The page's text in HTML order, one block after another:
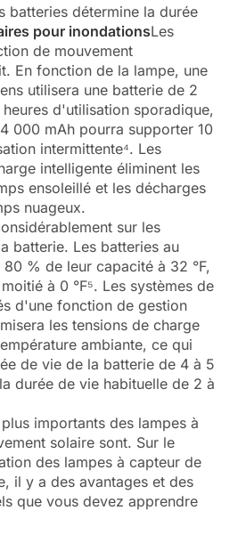
batteries détermine la durée
pour inondationsLes
de mouvement
En fonction de la lampe, une
utilisera une batterie de 2
d'utilisation sporadique,
000 mAh pourra supporter 10
intermittente⁴. Les
intelligente éliminent les
ensoleillé et les décharges
nuageux.
sur les
batterie. Les batteries au
% de leur capacité à 32 °F,
à 0 °F⁵. Les systèmes de
d'une fonction de gestion
les tensions de charge
ambiante, ce qui
de vie de la batterie de 4 à 5
durée de vie habituelle de 2 à
importants des lampes à
solaire sont. Sur le
des lampes à capteur de
il y a des avantages et des
que vous devez apprendre